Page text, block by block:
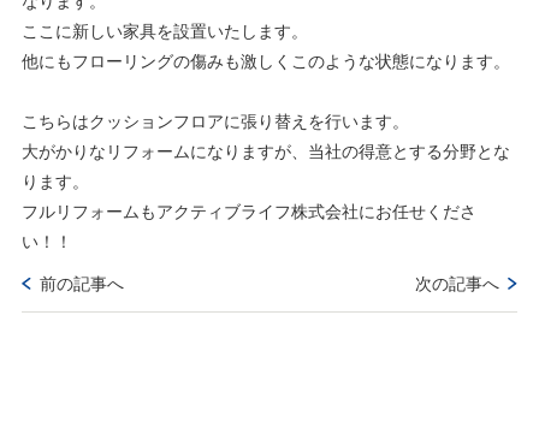
ここに新しい家具を設置いたします。
他にもフローリングの傷みも激しくこのような状態になります。
こちらはクッションフロアに張り替えを行います。
大がかりなリフォームになりますが、当社の得意とする分野とな
ります。
フルリフォームもアクティブライフ株式会社にお任せくださ
い！！
前の記事へ 次の記事へ